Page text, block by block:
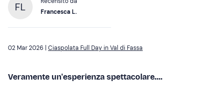
FL
Francesca L.
02 Mar 2026 | Ciaspolata Full Day in Val di Fassa
Veramente un'esperienza spettacolare....